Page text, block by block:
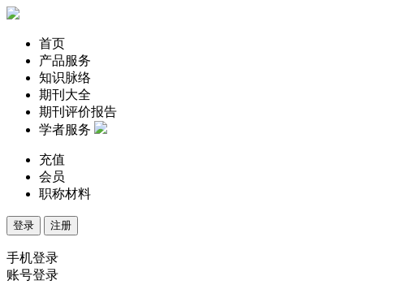
首页
产品服务
知识脉络
期刊大全
期刊评价报告
学者服务
充值
会员
职称材料
登录 注册
手机登录
账号登录